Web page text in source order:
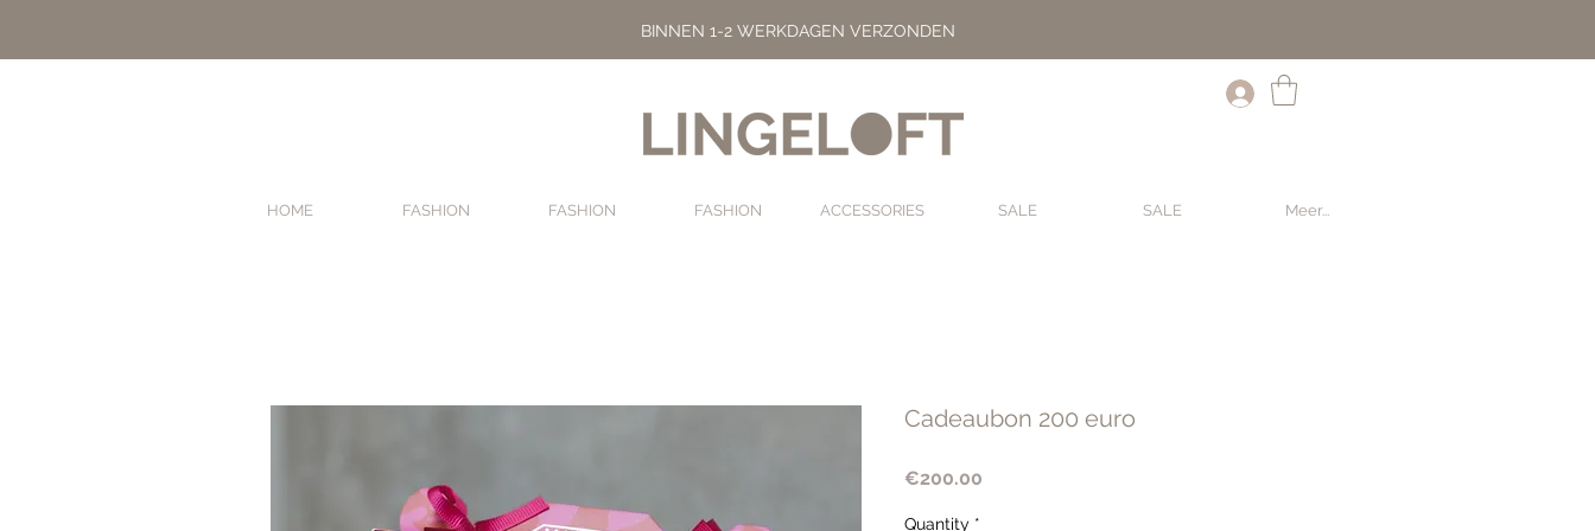
BINNEN 1-2 WERKDAGEN VERZONDEN
HOME FASHION FASHION FASHION ACCESSORIES SALE SALE Meer...
Cadeaubon 200 euro
€200.00
Quantity *